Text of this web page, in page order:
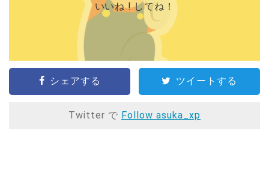
いいね ! してね！
シェアする ツイートする
Twitter で Follow asuka_xp